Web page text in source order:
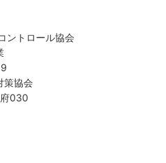
ントロール協会
策協会
030